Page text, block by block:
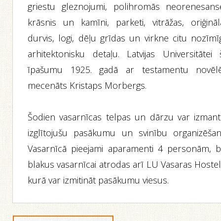
griestu gleznojumi, polihromās
krāsnis un kamīni, parketi, vitrāžas,
durvis, logi, dēļu grīdas un virkne citu
arhitektonisku detaļu. Latvijas Universitātei
īpašumu 1925. gadā ar testamentu
mecenāts Kristaps Morbergs.
Šodien vasarnīcas telpas un dārzu var
izglītojušu pasākumu un svinību
Vasarnīcā pieejami aparamenti 4 personām,
blakus vasarnīcai atrodas arī LU Vasaras
kurā var izmitināt pasākumu viesus.